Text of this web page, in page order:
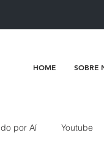
HOME SOBRE
por Aí Youtube